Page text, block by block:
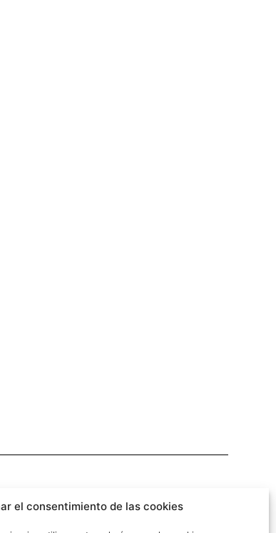
el consentimiento de las cookiesreservados.